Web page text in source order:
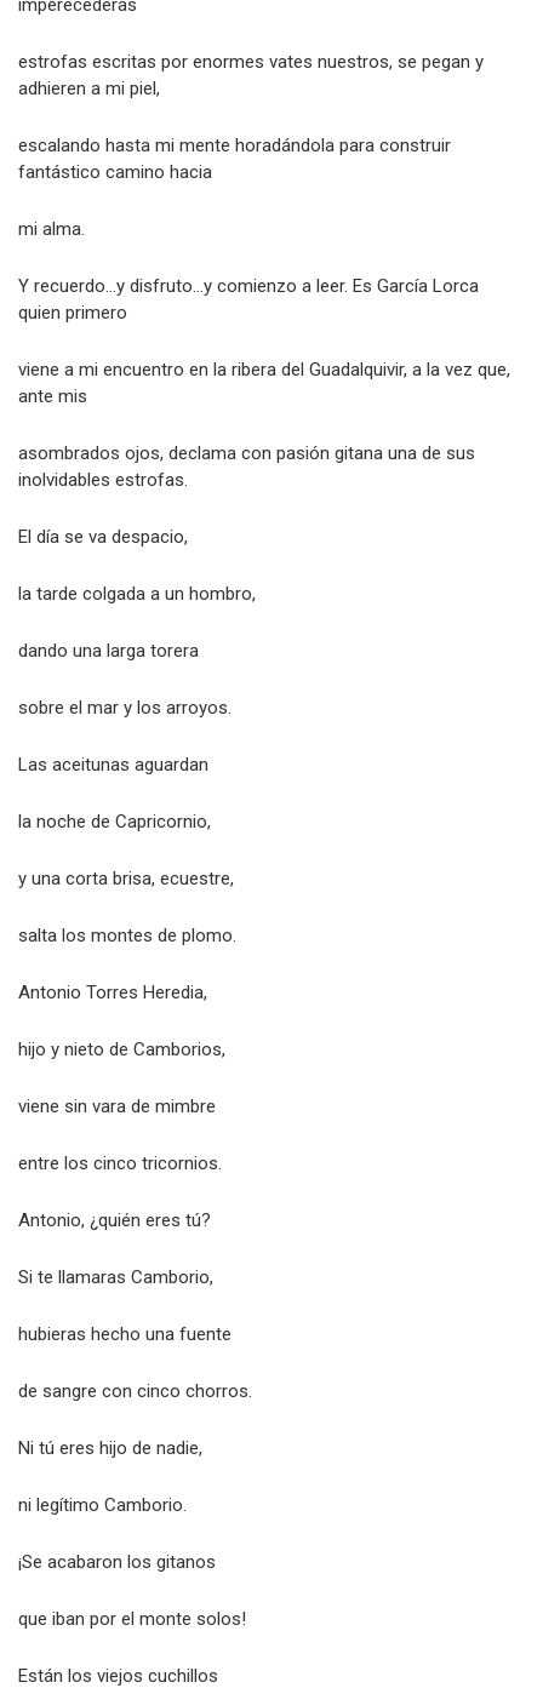
imperecederas
estrofas escritas por enormes vates nuestros, se pegan y
adhieren a mi piel,
escalando hasta mi mente horadándola para construir
fantástico camino hacia
mi alma.
Y recuerdo…y disfruto…y comienzo a leer. Es García Lorca
quien primero
viene a mi encuentro en la ribera del Guadalquivir, a la vez que,
ante mis
asombrados ojos, declama con pasión gitana una de sus
inolvidables estrofas.
El día se va despacio,
la tarde colgada a un hombro,
dando una larga torera
sobre el mar y los arroyos.
Las aceitunas aguardan
la noche de Capricornio,
y una corta brisa, ecuestre,
salta los montes de plomo.
Antonio Torres Heredia,
hijo y nieto de Camborios,
viene sin vara de mimbre
entre los cinco tricornios.
Antonio, ¿quién eres tú?
Si te llamaras Camborio,
hubieras hecho una fuente
de sangre con cinco chorros.
Ni tú eres hijo de nadie,
ni legítimo Camborio.
¡Se acabaron los gitanos
que iban por el monte solos!
Están los viejos cuchillos